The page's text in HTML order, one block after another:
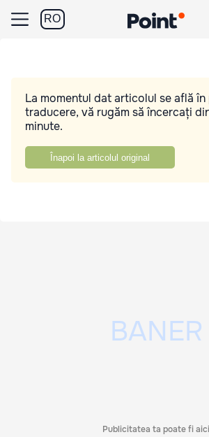
RO
La momentul dat articolul se află
traducere, vă rugăm să încercați
minute.
Înapoi la articolul original
Publicitatea ta poate fi aici